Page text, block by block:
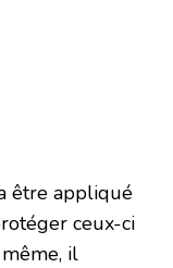
être appliqué
ceux-ci
il